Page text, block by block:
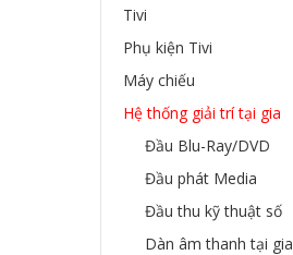
Tivi
Phụ kiện Tivi
Máy chiếu
Hệ thống giải trí tại gia
Đầu Blu-Ray/DVD
Đầu phát Media
Đầu thu kỹ thuật số
Dàn âm thanh tại gia